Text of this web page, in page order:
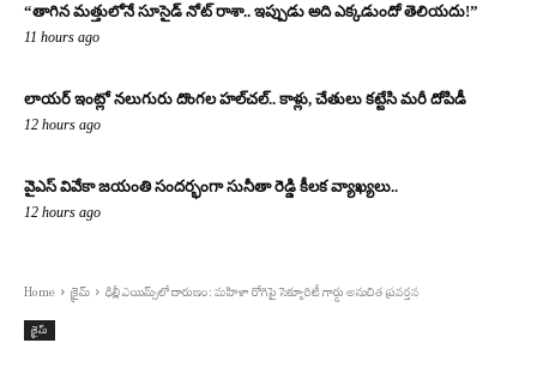
“తాగిన మత్తులోనే సూసైడ్ నోట్ రాశా.. ఇప్పుడు అది ఎక్కడుందో తెలియదు!”
11 hours ago
లాయర్ ఇంట్లో నలుగురు దొంగల హల్‌చల్.. కాళ్లు, చేతులు కట్టేసి మరీ దోపిడీ
12 hours ago
వైఎస్ వివేకా జయంతి సందర్భంగా సునీతా రెడ్డి కీలక వ్యాఖ్యలు..
12 hours ago